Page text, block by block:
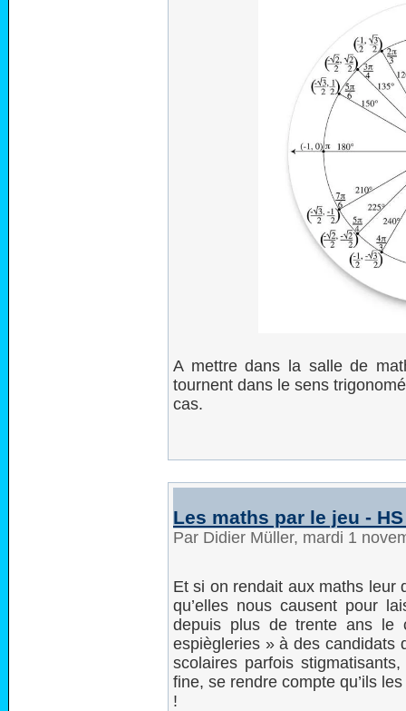
A mettre dans la salle de
tournent dans le sens
cas.
Les maths par le jeu -
Par Didier Müller, mardi 1
Et si on rendait aux maths leur
qu’elles nous causent pour
depuis plus de trente ans le
espiègleries » à des candidats
scolaires parfois
fine, se rendre compte qu’ils
!